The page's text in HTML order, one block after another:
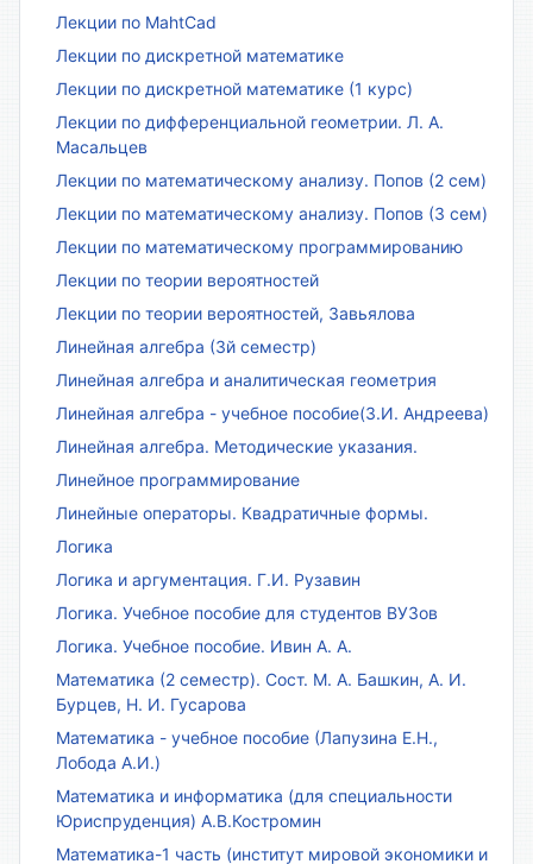
Лекции по MahtCad
Лекции по дискретной математике
Лекции по дискретной математике (1 курс)
Лекции по дифференциальной геометрии. Л. А.
Масальцев
Лекции по математическому анализу. Попов (2 сем)
Лекции по математическому анализу. Попов (3 сем)
Лекции по математическому программированию
Лекции по теории вероятностей
Лекции по теории вероятностей, Завьялова
Линейная алгебра (3й семестр)
Линейная алгебра и аналитическая геометрия
Линейная алгебра - учебное пособие(З.И. Андреева)
Линейная алгебра. Методические указания.
Линейное программирование
Линейные операторы. Квадратичные формы.
Логика
Логика и аргументация. Г.И. Рузавин
Логика. Учебное пособие для студентов ВУЗов
Логика. Учебное пособие. Ивин А. А.
Математика (2 семестр). Сост. М. А. Башкин, А. И.
Бурцев, Н. И. Гусарова
Математика - учебное пособие (Лапузина Е.Н.,
Лобода А.И.)
Математика и информатика (для специальности
Юриспруденция) А.В.Костромин
Математика-1 часть (институт мировой экономики и